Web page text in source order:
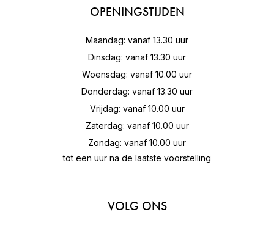
OPENINGSTIJDEN
Maandag: vanaf 13.30 uur
Dinsdag: vanaf 13.30 uur
Woensdag: vanaf 10.00 uur
Donderdag: vanaf 13.30 uur
Vrijdag: vanaf 10.00 uur
Zaterdag: vanaf 10.00 uur
Zondag: vanaf 10.00 uur
tot een uur na de laatste voorstelling
VOLG ONS